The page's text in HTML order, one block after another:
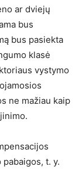
ar dviejų
bus
bus pasiekta
klasė
vystymo
ne mažiau kaip
t. y.